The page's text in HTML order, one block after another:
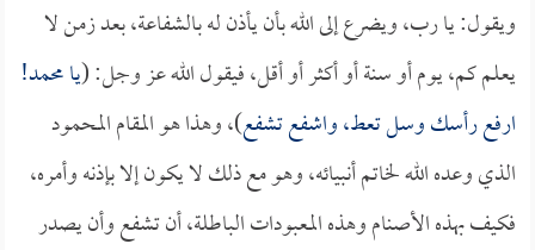
ويقول: يا رب، ويضرع إلى الله بأن يأذن له بالشفاعة، بعد زمن لا
يعلم كم، يوم أو سنة أو أكثر أو أقل، فيقول الله عز وجل: (يا محمد!
ارفع رأسك وسل تعط، واشفع تشفع)، وهذا هو المقام المحمود
الذي وعده الله لخاتم أنبيائه، وهو مع ذلك لا يكون إلا بإذنه وأمره،
فكيف بهذه الأصنام وهذه المعبودات الباطلة، أن تشفع وأن يصدر